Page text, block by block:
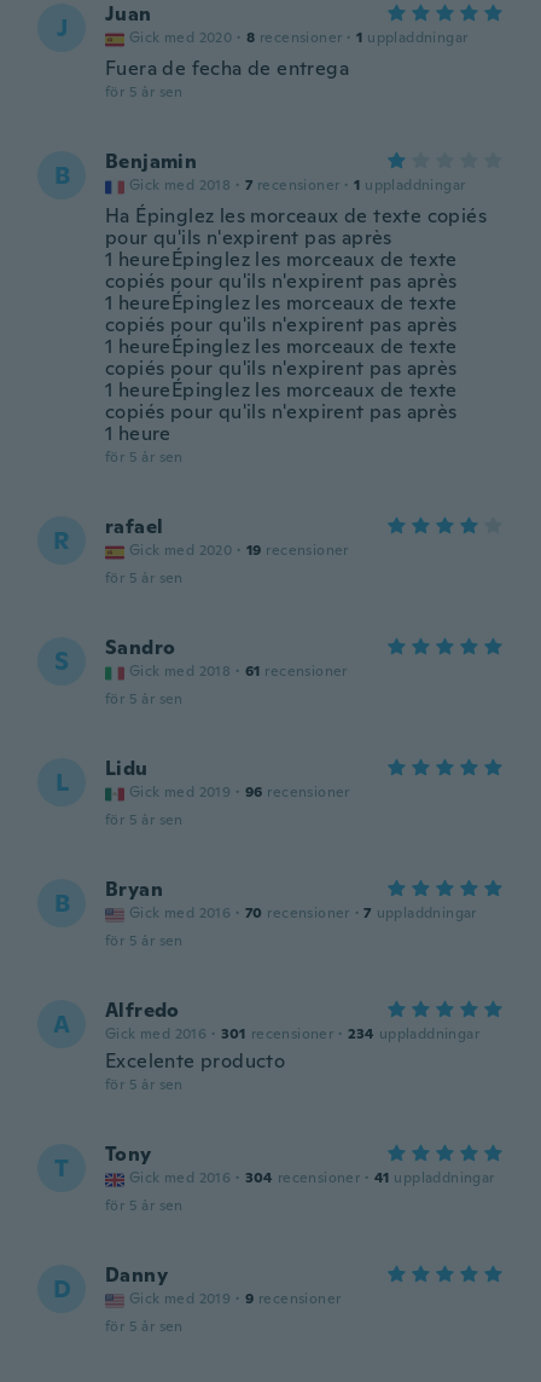
J Juan
Gick med 2020 · 8 recensioner · 1 uppladdningar
Fuera de fecha de entrega
för 5 år sen
B Benjamin
Gick med 2018 · 7 recensioner · 1 uppladdningar
Ha Épinglez les morceaux de texte copiés
pour qu'ils n'expirent pas après
1 heureÉpinglez les morceaux de texte
copiés pour qu'ils n'expirent pas après
1 heureÉpinglez les morceaux de texte
copiés pour qu'ils n'expirent pas après
1 heureÉpinglez les morceaux de texte
copiés pour qu'ils n'expirent pas après
1 heureÉpinglez les morceaux de texte
copiés pour qu'ils n'expirent pas après
1 heure
för 5 år sen
R rafael
Gick med 2020 · 19 recensioner
för 5 år sen
S Sandro
Gick med 2018 · 61 recensioner
för 5 år sen
L Lidu
Gick med 2019 · 96 recensioner
för 5 år sen
B Bryan
Gick med 2016 · 70 recensioner · 7 uppladdningar
för 5 år sen
A Alfredo
Gick med 2016 · 301 recensioner · 234 uppladdningar
Excelente producto
för 5 år sen
T Tony
Gick med 2016 · 304 recensioner · 41 uppladdningar
för 5 år sen
D Danny
Gick med 2019 · 9 recensioner
för 5 år sen